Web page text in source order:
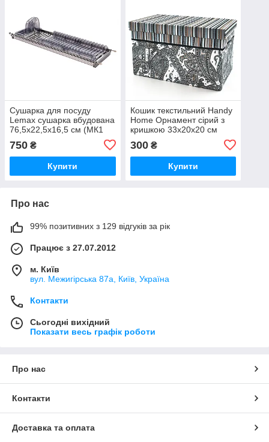
Сушарка для посуду
Lemax сушарка вбудована
76,5х22,5х16,5 см (МК1
750 ₴
Купити
Кошик текстильний Handy
Home Орнамент сірий з
кришкою 33х20х20 см
300₴
Купити
Про нас
99% позитивних з 129 відгуків за рік
Працює з 27.07.2012
м. Київ
вул. Межигірська 87а, Київ, Україна
Контакти
Сьогодні вихідний
Показати весь графік роботи
Про нас
Контакти
Доставка та оплата